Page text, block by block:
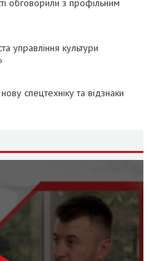
обговорили з профільним
управління культури
спецтехніку та відзнаки